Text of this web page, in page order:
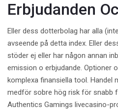
Erbjudanden
Eller dess dotterbolag har alla
avseende på detta index. Eller
stöder ej eller har någon annan
emission o erbjudande. Optioner
komplexa finansiella tool. Handel
medför sobre hög risk för snabb
Authentics Gamings livecasino-